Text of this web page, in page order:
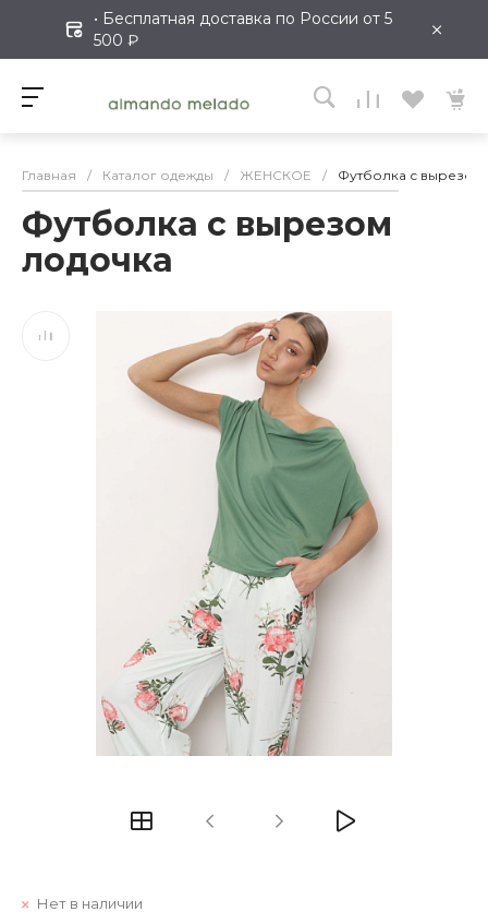
• Бесплатная доставка по России от 5
500 ₽
×
Главная / Каталог одежды / ЖЕНСКОЕ / Футболка с вырезом
Футболка с вырезом
лодочка
Нет в наличии